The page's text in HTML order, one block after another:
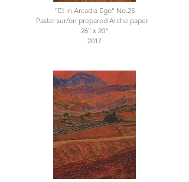
’’Et in Arcadia Ego’’ No.25
Pastel sur/on prepared Arche paper
26’’ x 20“
2017